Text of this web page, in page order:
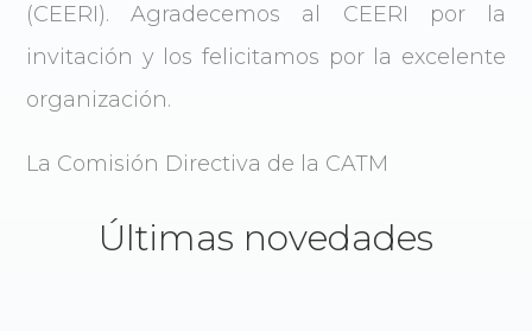
(CEERI). Agradecemos al CEERI por la
invitación y los felicitamos por la excelente
organización.
La Comisión Directiva de la CATM
Últimas novedades